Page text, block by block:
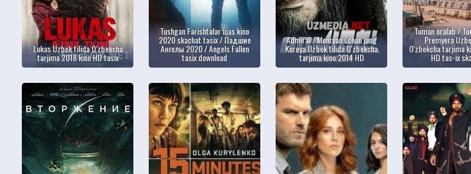
Lukas Uzbek tilida O'zbekcha
tarjima 2018 kino HD tasix
Tushgan Farishtalar ujas kino
2020 skachat tasix / Падшие
Ангелы 2020 / Angels Fallen
tasix download
Admiral / Menryan uchun jang
Koreya Uzbek tilida O'zbekcha
tarjima kino 2014 HD
Tuman oralab /
Premyera
O'zbekcha tarjima
HD tas-ix